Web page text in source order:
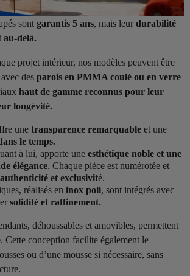
sont garantis 5 ans, mais leur durabilité
au-delà.
projet intérieur, nos modèles peuvent être
des parois en PMMA coulé ou en verre
haut de gamme reconnus pour leur
longévité.
une transparence remarquable et une
le temps.
à lui, apporte une esthétique noble et une
élégance. Chaque pièce est numérotée et
authenticité et exclusivité.
réalisés en inox poli, sont intégrés avec
solidité et raffinement.
déhoussables et amovibles, permettent
. Cette conception facilite également le
ou d’une mousse si nécessaire, sans